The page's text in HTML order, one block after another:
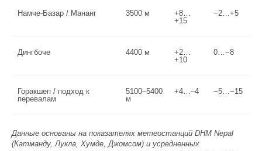
Намче-Базар / Мананг 3500 м
+8…
+15
−2…+5
Дингбоче 4400 м
+2…
+10
0…−8
Горакшеп / подход к
перевалам
5100–5400
м
+4…–4 −5…−15
Данные основаны на показателях метеостанций DHM Nepal
(Катманду, Лукла, Хумде, Джомсом) и усредненных